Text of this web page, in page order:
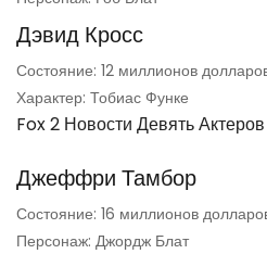
Дэвид Кросс
Состояние: 12 миллионов
Характер: Тобиас Функе
Fox 2 Новости Девять Актеров
Джеффри Тамбор
Состояние: 16 миллионов
Персонаж: Джордж Блат